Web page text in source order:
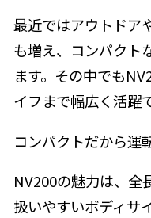
最近ではアウトドア
も増え、コンパクト
ます。その中でも
イフまで幅広く活躍
コンパクトだから運
NV200の魅力は、全
扱いやすいボディサ